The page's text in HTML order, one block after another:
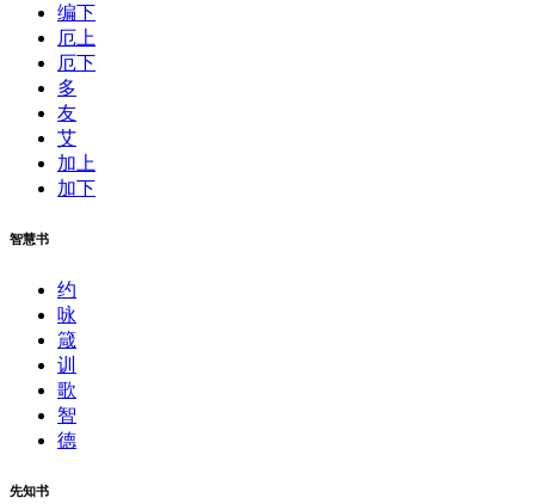
编下
厄上
厄下
多
友
艾
加上
加下
智慧书
约
咏
箴
训
歌
智
德
先知书